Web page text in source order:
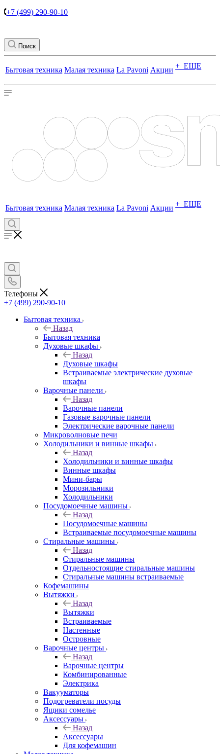
+7 (499) 290-90-10
Поиск
Бытовая техника Малая техника La Pavoni Акции + ЕЩЕ
Бытовая техника Малая техника La Pavoni Акции + ЕЩЕ
Телефоны
+7 (499) 290-90-10
Бытовая техника
Назад
Бытовая техника
Духовые шкафы
Назад
Духовые шкафы
Встраиваемые электрические духовые
шкафы
Варочные панели
Назад
Варочные панели
Газовые варочные панели
Электрические варочные панели
Микроволновые печи
Холодильники и винные шкафы
Назад
Холодильники и винные шкафы
Винные шкафы
Мини-бары
Морозильники
Холодильники
Посудомоечные машины
Назад
Посудомоечные машины
Встраиваемые посудомоечные машины
Стиральные машины
Назад
Стиральные машины
Отдельностоящие стиральные машины
Стиральные машины встраиваемые
Кофемашины
Вытяжки
Назад
Вытяжки
Встраиваемые
Настенные
Островные
Варочные центры
Назад
Варочные центры
Комбинированные
Электрика
Вакууматоры
Подогреватели посуды
Ящики сомелье
Аксессуары
Назад
Аксессуары
Для кофемашин